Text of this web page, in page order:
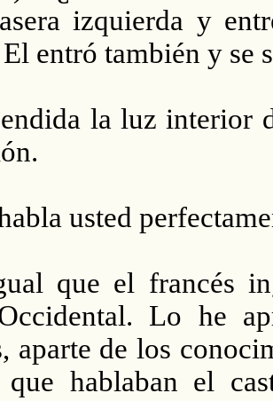
izquierda y
entró también y se
la luz interior
usted
que el francés
Lo he
aparte de los
que hablaban el